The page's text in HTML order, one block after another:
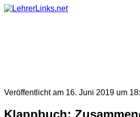
Skip
Veröffentlicht am 16. Juni 2019 um
Klappbuch: